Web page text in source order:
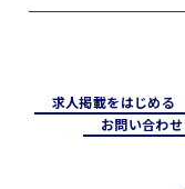
求⼈掲載をはじめる
お問い合わせ